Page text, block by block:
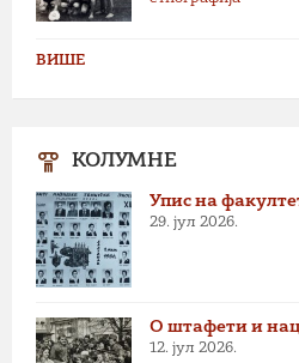
ВИШЕ
КОЛУМНЕ
Упис на
29. јул 2026.
О штафети и
12. јул 2026.